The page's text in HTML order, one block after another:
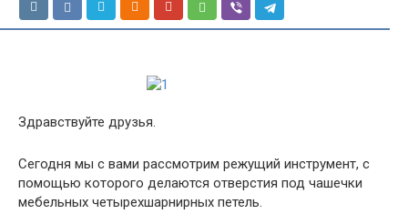
Здравствуйте друзья.
Сегодня мы с вами рассмотрим режущий инструмент, с
помощью которого делаются отверстия под чашечки
мебельных четырехшарнирных петель.